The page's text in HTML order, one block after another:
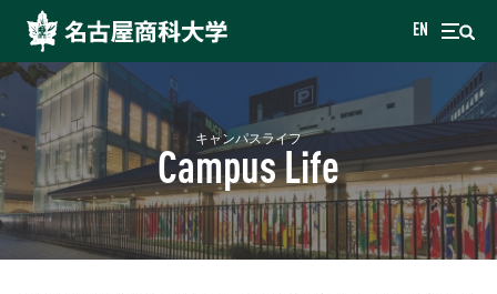
EN
キャンパスライフ
Campus Life